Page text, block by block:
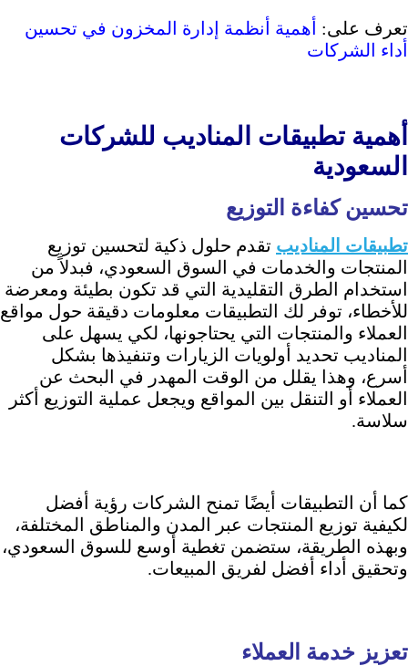
تعرف على: أهمية أنظمة إدارة المخزون في تحسين
أداء الشركات
أهمية تطبيقات المناديب للشركات
السعودية
تحسين كفاءة التوزيع
تطبيقات المناديب تقدم حلول ذكية لتحسين توزيع
المنتجات والخدمات في السوق السعودي، فبدلاً من
استخدام الطرق التقليدية التي قد تكون بطيئة ومعرضة
للأخطاء، توفر لك التطبيقات معلومات دقيقة حول مواقع
العملاء والمنتجات التي يحتاجونها، لكي يسهل على
المناديب تحديد أولويات الزيارات وتنفيذها بشكل
أسرع، وهذا يقلل من الوقت المهدر في البحث عن
العملاء أو التنقل بين المواقع ويجعل عملية التوزيع أكثر
سلاسة.
كما أن التطبيقات أيضًا تمنح الشركات رؤية أفضل
لكيفية توزيع المنتجات عبر المدن والمناطق المختلفة،
وبهذه الطريقة، ستضمن تغطية أوسع للسوق السعودي،
وتحقيق أداء أفضل لفريق المبيعات.
تعزيز خدمة العملاء